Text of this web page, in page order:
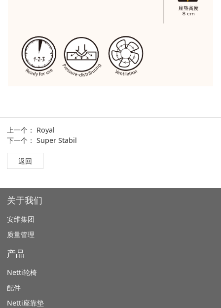
上一个： Royal
下一个：Super Stabil
返回
关于我们
安维集团
质量管理
产品
Netti轮椅
配件
Netti座靠垫